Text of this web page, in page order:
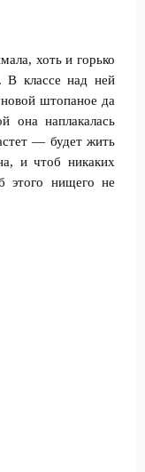
хоть и горько
В классе над ней
штопаное да
она наплакалась
— будет жить
и чтоб никаких
этого нищего не